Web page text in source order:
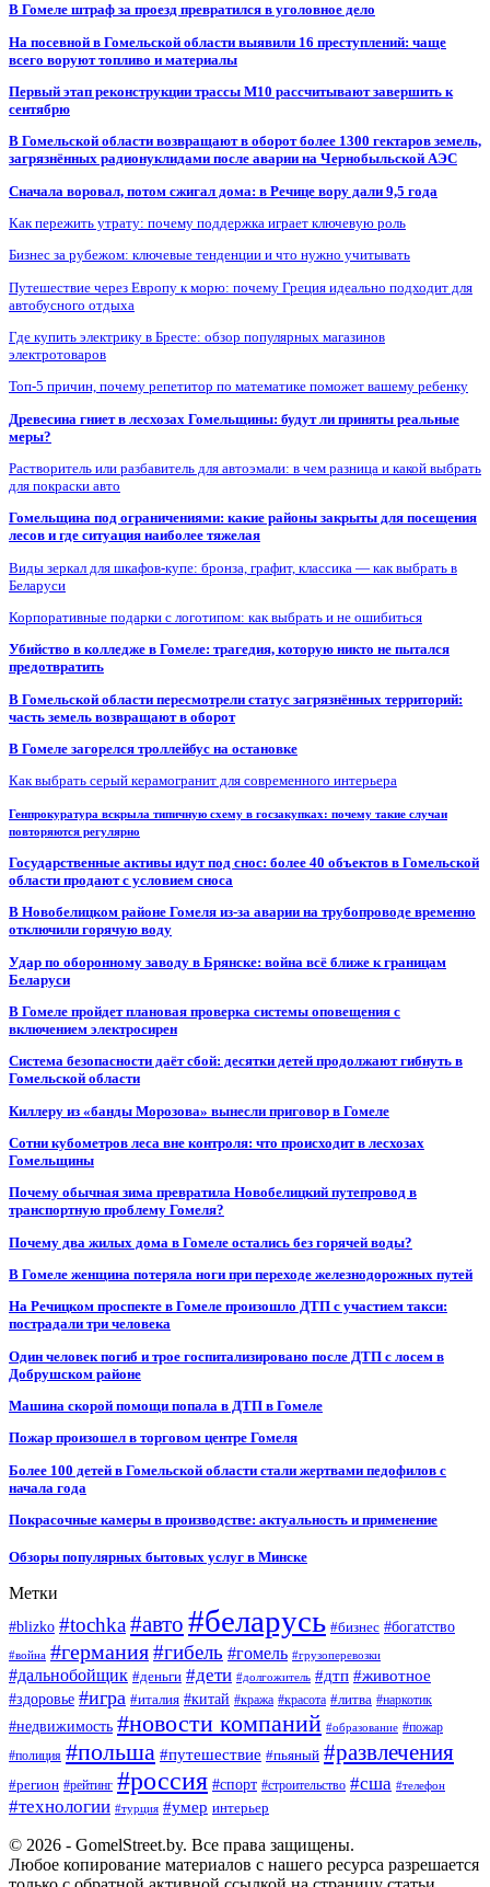
В Гомеле штраф за проезд превратился в уголовное дело
На посевной в Гомельской области выявили 16 преступлений: чаще
всего воруют топливо и материалы
Первый этап реконструкции трассы М10 рассчитывают завершить к
сентябрю
В Гомельской области возвращают в оборот более 1300 гектаров земель,
загрязнённых радионуклидами после аварии на Чернобыльской АЭС
Сначала воровал, потом сжигал дома: в Речице вору дали 9,5 года
Как пережить утрату: почему поддержка играет ключевую роль
Бизнес за рубежом: ключевые тенденции и что нужно учитывать
Путешествие через Европу к морю: почему Греция идеально подходит для
автобусного отдыха
Где купить электрику в Бресте: обзор популярных магазинов
электротоваров
Топ-5 причин, почему репетитор по математике поможет вашему ребенку
Древесина гниет в лесхозах Гомельщины: будут ли приняты реальные
меры?
Растворитель или разбавитель для автоэмали: в чем разница и какой выбрать
для покраски авто
Гомельщина под ограничениями: какие районы закрыты для посещения
лесов и где ситуация наиболее тяжелая
Виды зеркал для шкафов-купе: бронза, графит, классика — как выбрать в
Беларуси
Корпоративные подарки с логотипом: как выбрать и не ошибиться
Убийство в колледже в Гомеле: трагедия, которую никто не пытался
предотвратить
В Гомельской области пересмотрели статус загрязнённых территорий:
часть земель возвращают в оборот
В Гомеле загорелся троллейбус на остановке
Как выбрать серый керамогранит для современного интерьера
Генпрокуратура вскрыла типичную схему в госзакупках: почему такие случаи
повторяются регулярно
Государственные активы идут под снос: более 40 объектов в Гомельской
области продают с условием сноса
В Новобелицком районе Гомеля из-за аварии на трубопроводе временно
отключили горячую воду
Удар по оборонному заводу в Брянске: война всё ближе к границам
Беларуси
В Гомеле пройдет плановая проверка системы оповещения с
включением электросирен
Система безопасности даёт сбой: десятки детей продолжают гибнуть в
Гомельской области
Киллеру из «банды Морозова» вынесли приговор в Гомеле
Сотни кубометров леса вне контроля: что происходит в лесхозах
Гомельщины
Почему обычная зима превратила Новобелицкий путепровод в
транспортную проблему Гомеля?
Почему два жилых дома в Гомеле остались без горячей воды?
В Гомеле женщина потеряла ноги при переходе железнодорожных путей
На Речицком проспекте в Гомеле произошло ДТП с участием такси:
пострадали три человека
Один человек погиб и трое госпитализировано после ДТП с лосем в
Добрушском районе
Машина скорой помощи попала в ДТП в Гомеле
Пожар произошел в торговом центре Гомеля
Более 100 детей в Гомельской области стали жертвами педофилов с
начала года
Покрасочные камеры в производстве: актуальность и применение
Обзоры популярных бытовых услуг в Минске
Метки
#blizko #tochka#авто #беларусь #бизнес #богатство
#война #германия#гибель #гомель #грузоперевозки
#дальнобойщик #деньги #дети #долгожитель #дтп #животное
#здоровье #игра #италия #китай #кража #красота #литва #наркотик
#недвижимость #новости компаний #образование #пожар
#полиция #польша #путешествие #пьяный #развлечения
#регион #рейтинг #россия #спорт #строительство #сша #телефон
#технологии #турция #умер интерьер
© 2026 - GomelStreet.by. Все права защищены.
Любое копирование материалов с нашего ресурса разрешается